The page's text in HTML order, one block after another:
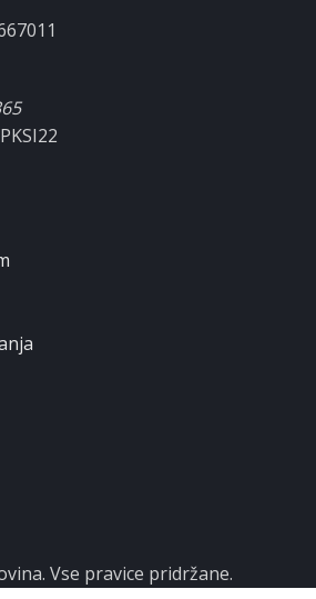
Vse pravice pridržane.